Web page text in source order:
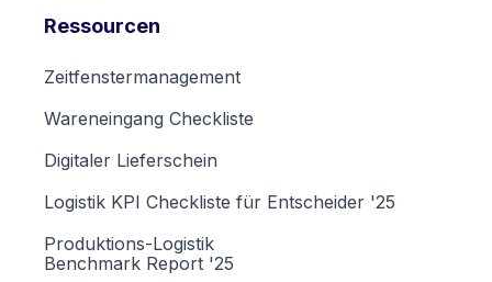
Ressourcen
Zeitfenstermanagement
Wareneingang Checkliste
Digitaler Lieferschein
Logistik KPI Checkliste für Entscheider '25
Produktions-Logistik
Benchmark Report '25